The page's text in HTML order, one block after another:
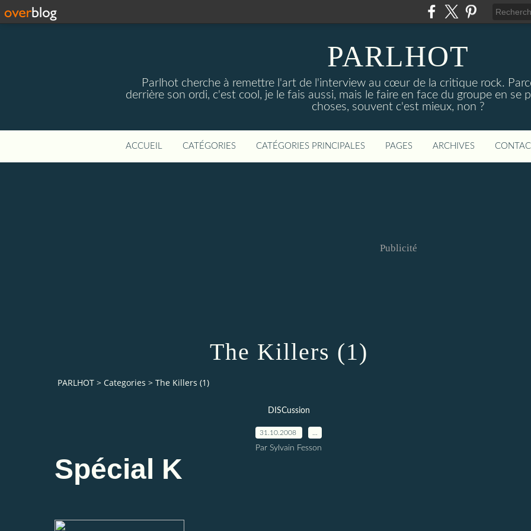
PARLHOT
Parlhot cherche à remettre l'art de l'interview au cœur de la critique rock.
derrière son ordi, c'est cool, je le fais aussi, mais le faire en face du groupe en se
choses, souvent c'est mieux, non ?
ACCUEIL CATÉGORIES CATÉGORIES PRINCIPALES PAGES ARCHIVES
Publicité
The Killers (1)
PARLHOT > Categories > The Killers (1)
DISCussion
31.10.2008
Par Sylvain Fesson
Spécial K